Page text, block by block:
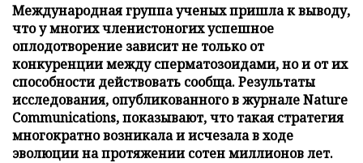
Международная группа ученых пришла к выводу,
что у многих членистоногих успешное
оплодотворение зависит не только от
конкуренции между сперматозоидами, но и от их
способности действовать сообща. Результаты
исследования, опубликованного в журнале Nature
Communications, показывают, что такая стратегия
многократно возникала и исчезала в ходе
эволюции на протяжении сотен миллионов лет.